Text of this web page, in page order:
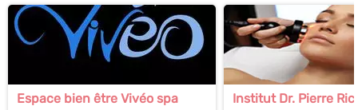
Espace bien être Vivéo spa Institut Dr. Pierre